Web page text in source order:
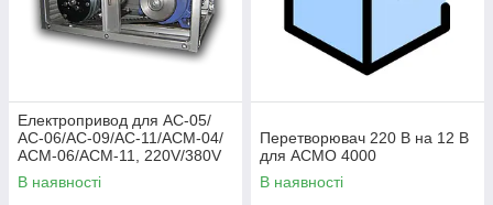
Електропривод для АС-05/
АС-06/АС-09/АС-11/АСМ-04/
АСМ-06/АСМ-11, 220V/380V
(з блоком керування
220V/24V)
В наявності
Перетворювач 220 В на 12 В
для АСМО 4000
В наявності